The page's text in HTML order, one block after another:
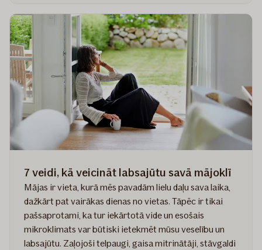
par
sava
mājokļa
drošību
ilgstošas
prombūtnes
laikā?
7 veidi, kā veicināt labsajūtu savā mājoklī
Mājas ir vieta, kurā mēs pavadām lielu daļu sava laika,
dažkārt pat vairākas dienas no vietas. Tāpēc ir tikai
pašsaprotami, ka tur iekārtotā vide un esošais
mikroklimats var būtiski ietekmēt mūsu veselību un
labsajūtu. Zaļojoši telpaugi, gaisa mitrinātāji, stāvgaldi